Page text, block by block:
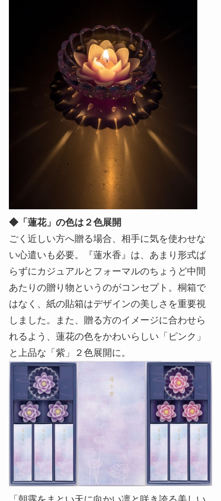
◆「蓮花」の色は２色展開
ごく近しい方へ贈る場合、相手に気を使わせな
い心遣いも必要。『蓮水香』は、あまり形式ば
らずにカジュアルとフォーマルのちょうど中間
あたりの贈り物というのがコンセプト。桐箱で
はなく、紙の貼箱はデザインの美しさを重要視
しました。また、贈る方のイメージに合わせら
れるよう、蓮花の色をかわいらしい「ピンク」
と上品な「紫」２色展開に。